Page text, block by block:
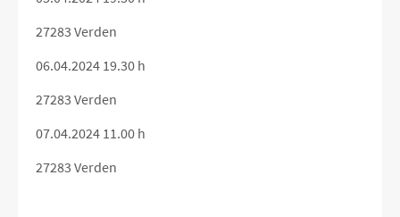
27283 Verden
06.04.2024 19.30 h
27283 Verden
07.04.2024 11.00 h
27283 Verden